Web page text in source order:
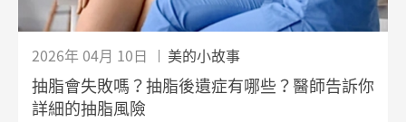
2026年 04月 10日 美的小故事
抽脂會失敗嗎？抽脂後遺症有哪些？醫師告訴你
詳細的抽脂風險